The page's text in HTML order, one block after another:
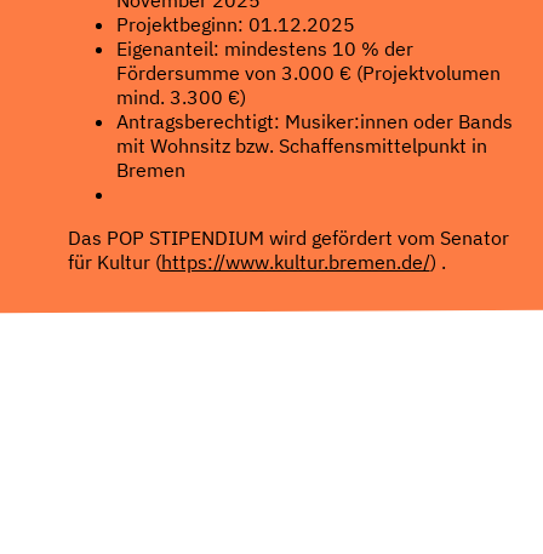
Projektbeginn: 01.12.2025
Eigenanteil: mindestens 10 % der
Fördersumme von 3.000 € (Projektvolumen
mind. 3.300 €)
Antragsberechtigt: Musiker:innen oder Bands
mit Wohnsitz bzw. Schaffensmittelpunkt in
Bremen
Das POP STIPENDIUM wird gefördert vom Senator
für Kultur (https://www.kultur.bremen.de/) .